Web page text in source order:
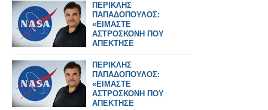
ΠΕΡΙΚΛΗΣ
ΠΑΠΑΔΟΠΟΥΛΟΣ:
«ΕΙΜΑΣΤΕ
ΑΣΤΡΟΣΚΟΝΗ ΠΟΥ
ΑΠΕΚΤΗΣΕ
ΣΥΝΕΙΔΗΣΗ» – Ο
ΗΓΕΤΗΣ ΤΗΣ NASA
ΠΙΣΩ ΑΠΟ ΤΟ Artemis
II
ΠΕΡΙΚΛΗΣ
ΠΑΠΑΔΟΠΟΥΛΟΣ:
«ΕΙΜΑΣΤΕ
ΑΣΤΡΟΣΚΟΝΗ ΠΟΥ
ΑΠΕΚΤΗΣΕ